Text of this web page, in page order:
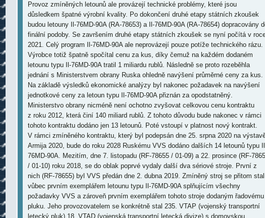
Provoz zmíněných letounů ale provázejí technické problémy, které jsou
důsledkem špatné výrobní kvality. Po dokončení druhé etapy státních zkoušek
budou letouny Il-76MD-90A (RA-78653) a Il-76MD-90A (RA-78654) dopracovány
finální podoby. Se završením druhé etapy státních zkoušek se nyní počítá v
2021. Celý program Il-76MD-90A ale neprovázejí pouze potíže technického rázu.
Výrobce totiž špatně spočítal cenu za kus, díky čemuž na každém dodaném
letounu typu Il-76MD-90A tratil 1 miliardu rublů. Následně se proto rozeběhla
jednání s Ministerstvem obrany Ruska ohledně navýšení průměrné ceny za kus.
Na základě výsledků ekonomické analýzy byl nakonec požadavek na navýšení
jednotkové ceny za letoun typu Il-76MD-90A přiznán za opodstatněný.
Ministerstvo obrany nicméně není ochotno zvyšovat celkovou cenu kontraktu
z roku 2012, která činí 140 miliard rublů. Z tohoto důvodu bude nakonec v rámci
tohoto kontraktu dodáno jen 13 letounů. Poté vstoupí v platnost nový kontrakt.
V rámci zmíněného kontraktu, který byl podepsán dne 25. srpna 2020 na
Armija 2020, bude do roku 2028 Ruskému VVS dodáno dalších 14 letounů typu
76MD-90A. Mezitím, dne 7. listopadu (RF-78655 / 01-09) a 22. prosince (RF-
/ 01-10) roku 2018, se do oblak poprvé vydaly další dva sériové stroje. První z
nich (RF-78655) byl VVS předán dne 2. dubna 2019. Zmíněný stroj se přitom stal
vůbec prvním exemplářem letounu typu Il-76MD-90A splňujícím všechny
požadavky VVS a zároveň prvním exemplářem tohoto stroje dodaným řadovému
pluku. Jeho provozovatelem se konkrétně stal 235. VTAP (vojenský transportní
letecký pluk) 18. VTAD (vojenská transportní letecká divize) s domovskou